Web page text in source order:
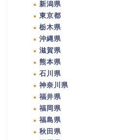
新潟県
東京都
栃木県
沖縄県
滋賀県
熊本県
石川県
神奈川県
福井県
福岡県
福島県
秋田県